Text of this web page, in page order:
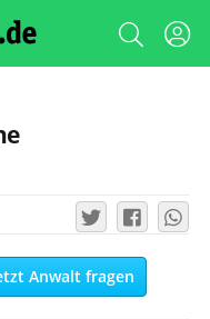
Anwalt fragen